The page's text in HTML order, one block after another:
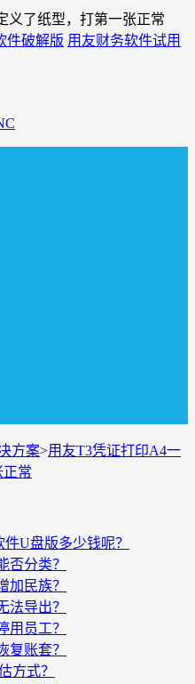
义了纸型，打第一张正常
件破解版 用友财务软件试用
方案>用友T3凭证打印A4一
常
U盘版多少钱呢？
否分类？
加民族？
法导出？
用员工？
复账套？
方式？